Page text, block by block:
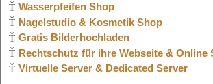
Wasserpfeifen Shop
Nagelstudio & Kosmetik Shop
Gratis Bilderhochladen
Rechtschutz für ihre Webseite & Online
Virtuelle Server & Dedicated Server